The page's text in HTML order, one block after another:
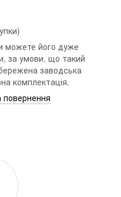
можете його дуже
за умови, що такий
заводська
комплектація.
повернення